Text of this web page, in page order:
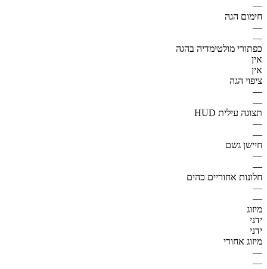
—
חימום הגה
—
—
כפתורי מולטימדיה בהגה
אין
אין
ציפוי הגה
—
—
תצוגה עילית HUD
—
—
חיישן גשם
—
—
חלונות אחוריים כהים
—
—
מיזוג
ידני
ידני
מיזוג אחורי
—
—